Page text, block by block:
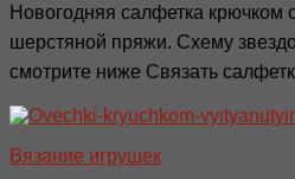
Новогодняя салфетка крючком
шерстяной пряжи. Схему
смотрите ниже Связать
Вязание игрушек